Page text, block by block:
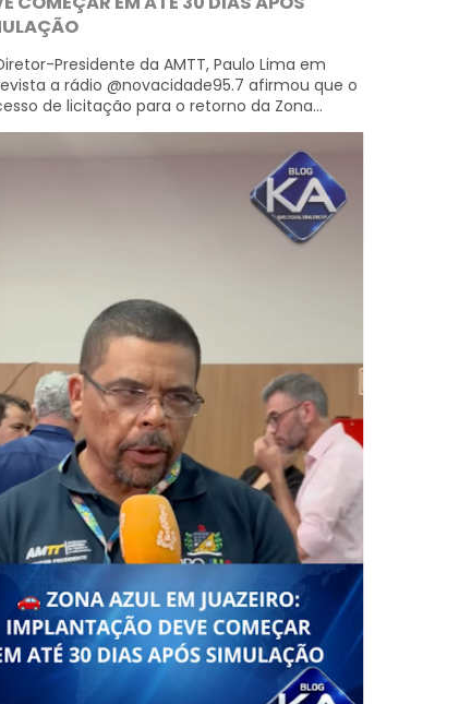
Presidente da AMTT, Paulo Lima em
a rádio @novacidade95.7 afirmou que o
de licitação para o retorno da Zona...